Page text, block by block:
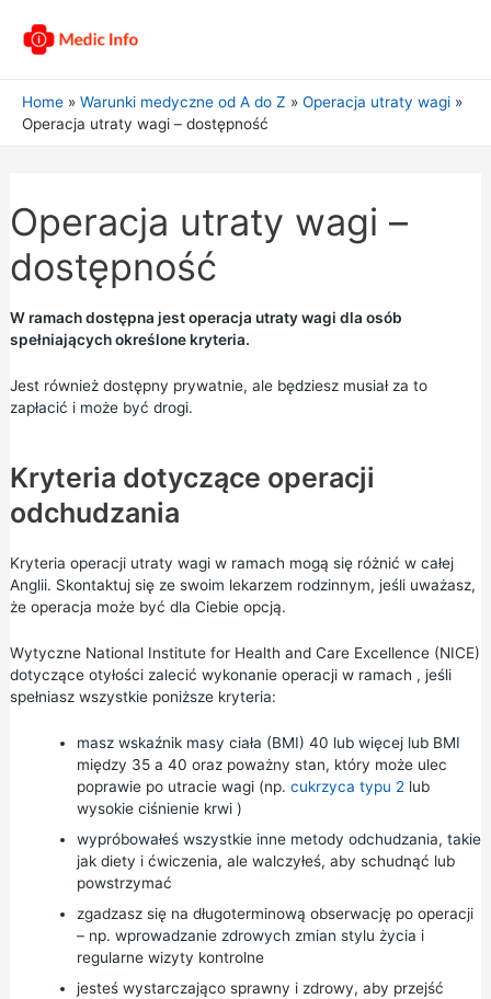
Home Warunki medyczne od A do Z
Operacja utraty wagi
Operacja utraty wagi – dostępność
Operacja utraty wagi –
dostępność
W ramach dostępna jest operacja utraty wagi dla osób
spełniających określone kryteria.
Jest również dostępny prywatnie, ale będziesz musiał za to
zapłacić i może być drogi.
Kryteria dotyczące operacji
odchudzania
Kryteria operacji utraty wagi w ramach mogą się różnić w całej
Anglii. Skontaktuj się ze swoim lekarzem rodzinnym, jeśli uważasz,
że operacja może być dla Ciebie opcją.
Wytyczne National Institute for Health and Care Excellence (NICE)
dotyczące otyłości zalecić wykonanie operacji w ramach , jeśli
spełniasz wszystkie poniższe kryteria:
masz wskaźnik masy ciała (BMI) 40 lub więcej lub BMI
między 35 a 40 oraz poważny stan, który może ulec
poprawie po utracie wagi (np. cukrzyca typu 2 lub
wysokie ciśnienie krwi)
wypróbowałeś wszystkie inne metody odchudzania, takie
jak diety i ćwiczenia, ale walczyłeś, aby schudnąć lub
powstrzymać
zgadzasz się na długoterminową obserwację po operacji
– np. wprowadzanie zdrowych zmian stylu życia i
regularne wizyty kontrolne
jesteś wystarczająco sprawny i zdrowy, aby przejść